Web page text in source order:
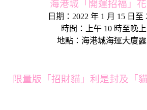
海港城「開運招福」
日期：2022 年 1 月 15 日至
時間：上午 10 時至晚
地點：海港城海運大廈
限量版「招財貓」利是封及「